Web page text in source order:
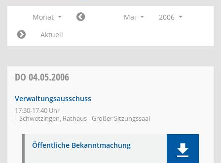
Monat Mai
2006
Aktuell
DO 04.05.2006
Verwaltungsausschuss
17:30-17:40 Uhr
Schwetzingen, Rathaus - Großer Sitzungssaal
Öffentliche Bekanntmachung